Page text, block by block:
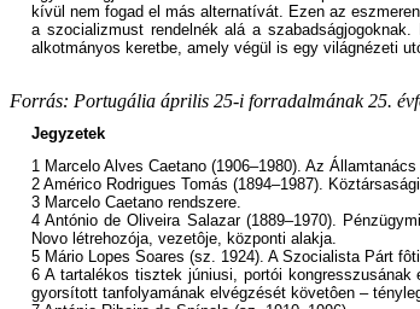
kívül nem fogad el más alternatívát. Ezen az
a szocializmust rendelnék alá a
alkotmányos keretbe, amely végül is egy világnézeti
Forrás: Portugália április 25-i forradalmának 25.
Jegyzetek
1 Marcelo Alves Caetano (1906–1980). Az
2 Américo Rodrigues Tomás (1894–1987).
3 Marcelo Caetano rendszere.
4 António de Oliveira Salazar (1889–1970).
Novo létrehozója, vezetôje, központi alakja.
5 Mário Lopes Soares (sz. 1924). A Szocialista Párt
6 A tartalékos tisztek júniusi, portói
gyorsított tanfolyamának elvégzését követôen –